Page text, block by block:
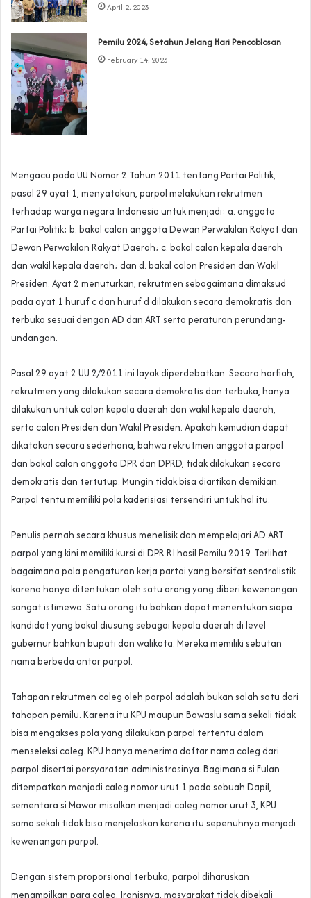
April 2, 2023
Pemilu 2024, Setahun Jelang Hari Pencoblosan
February 14, 2023
Mengacu pada UU Nomor 2 Tahun 2011 tentang Partai Politik,
pasal 29 ayat 1, menyatakan, parpol melakukan rekrutmen
terhadap warga negara Indonesia untuk menjadi: a. anggota
Partai Politik; b. bakal calon anggota Dewan Perwakilan Rakyat dan
Dewan Perwakilan Rakyat Daerah; c. bakal calon kepala daerah
dan wakil kepala daerah; dan d. bakal calon Presiden dan Wakil
Presiden. Ayat 2 menuturkan, rekrutmen sebagaimana dimaksud
pada ayat 1 huruf c dan huruf d dilakukan secara demokratis dan
terbuka sesuai dengan AD dan ART serta peraturan perundang-
undangan.
Pasal 29 ayat 2 UU 2/2011 ini layak diperdebatkan. Secara harfiah,
rekrutmen yang dilakukan secara demokratis dan terbuka, hanya
dilakukan untuk calon kepala daerah dan wakil kepala daerah,
serta calon Presiden dan Wakil Presiden. Apakah kemudian dapat
dikatakan secara sederhana, bahwa rekrutmen anggota parpol
dan bakal calon anggota DPR dan DPRD, tidak dilakukan secara
demokratis dan tertutup. Mungin tidak bisa diartikan demikian.
Parpol tentu memiliki pola kaderisiasi tersendiri untuk hal itu.
Penulis pernah secara khusus menelisik dan mempelajari AD ART
parpol yang kini memiliki kursi di DPR RI hasil Pemilu 2019. Terlihat
bagaimana pola pengaturan kerja partai yang bersifat sentralistik
karena hanya ditentukan oleh satu orang yang diberi kewenangan
sangat istimewa. Satu orang itu bahkan dapat menentukan siapa
kandidat yang bakal diusung sebagai kepala daerah di level
gubernur bahkan bupati dan walikota. Mereka memiliki sebutan
nama berbeda antar parpol.
Tahapan rekrutmen caleg oleh parpol adalah bukan salah satu dari
tahapan pemilu. Karena itu KPU maupun Bawaslu sama sekali tidak
bisa mengakses pola yang dilakukan parpol tertentu dalam
menseleksi caleg. KPU hanya menerima daftar nama caleg dari
parpol disertai persyaratan administrasinya. Bagimana si Fulan
ditempatkan menjadi caleg nomor urut 1 pada sebuah Dapil,
sementara si Mawar misalkan menjadi caleg nomor urut 3, KPU
sama sekali tidak bisa menjelaskan karena itu sepenuhnya menjadi
kewenangan parpol.
Dengan sistem proporsional terbuka, parpol diharuskan
menampilkan para caleg. Ironisnya, masyarakat tidak dibekali